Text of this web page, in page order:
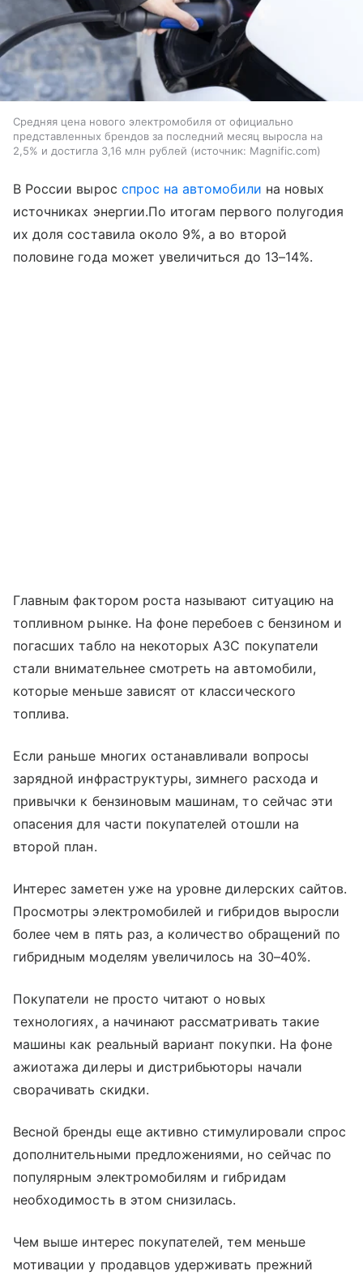
Средняя цена нового электромобиля от официально
представленных брендов за последний месяц выросла на
2,5% и достигла 3,16 млн рублей
источник: Magnific.com
В России вырос спрос на автомобили на новых
источниках энергии.По итогам первого полугодия
их доля составила около 9%, а во второй
половине года может увеличиться до 13–14%.
Главным фактором роста называют ситуацию на
топливном рынке. На фоне перебоев с бензином и
погасших табло на некоторых АЗС покупатели
стали внимательнее смотреть на автомобили,
которые меньше зависят от классического
топлива.
Если раньше многих останавливали вопросы
зарядной инфраструктуры, зимнего расхода и
привычки к бензиновым машинам, то сейчас эти
опасения для части покупателей отошли на
второй план.
Интерес заметен уже на уровне дилерских сайтов.
Просмотры электромобилей и гибридов выросли
более чем в пять раз, а количество обращений по
гибридным моделям увеличилось на 30–40%.
Покупатели не просто читают о новых
технологиях, а начинают рассматривать такие
машины как реальный вариант покупки. На фоне
ажиотажа дилеры и дистрибьюторы начали
сворачивать скидки.
Весной бренды еще активно стимулировали спрос
дополнительными предложениями, но сейчас по
популярным электромобилям и гибридам
необходимость в этом снизилась.
Чем выше интерес покупателей, тем меньше
мотивации у продавцов удерживать прежний